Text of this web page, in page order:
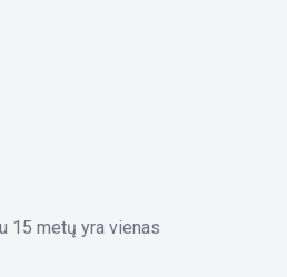
15 metų yra vienas